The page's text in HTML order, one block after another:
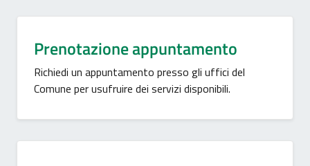
Prenotazione appuntamento
Richiedi un appuntamento presso gli uffici del
Comune per usufruire dei servizi disponibili.